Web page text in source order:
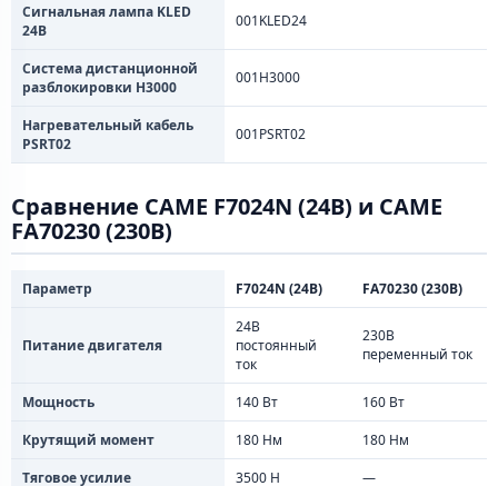
Сигнальная лампа KLED
24В
001KLED24
Система дистанционной
разблокировки H3000
001H3000
Нагревательный кабель
PSRT02
001PSRT02
Сравнение CAME F7024N (24В) и CAME
FA70230 (230В)
Параметр F7024N (24В) FA70230 (230В)
Питание двигателя
24В
постоянный
ток
230В
переменный ток
Мощность 140 Вт
160 Вт
Крутящий момент
180 Нм
180 Нм
Тяговое усилие
3500 Н —